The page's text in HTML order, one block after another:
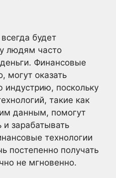
будет
людям часто
Финансовые
могут оказать
индустрию, поскольку
такие как
данным, помогут
зарабатывать
технологии
постепенно получать
не мгновенно.